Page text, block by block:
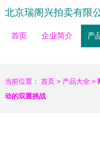
北京瑞阁兴拍卖有限
首页 企业简介 产
当前位置： 首页 > 产品大全 >
动的双重挑战